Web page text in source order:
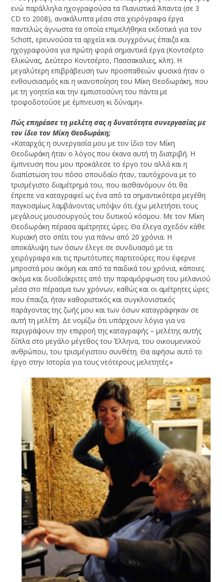
ενώ παράλληλα ηχογραφούσα τα Πιανιστικά Άπαντα (σε 3
CD το 2008), ανακάλυπτα μέσα στα χειρόγραφα έργα
παντελώς άγνωστα τα οποία επιμελήθηκα εκδοτικά για τον
Schott, ερευνούσα τα αρχεία και συγχρόνως έπαιζα και
ηχογραφούσα για πρώτη φορά σημαντικά έργα (Κοντσέρτο
Ελικώνας, Δεύτερο Κοντσέρτο, Πασσακαλιες, κλπ). Η
μεγαλύτερη επιβράβευση των προσπαθειών φυσικά ήταν ο
ενθουσιασμός και η ικανοποίηση του Μίκη Θεοδωράκη, που
με τη γοητεία και την εμπιστοσύνη του πάντα με
τροφοδοτούσε με έμπνευση κι δύναμη».
Πώς επηρέασε τη μελέτη σας η δυνατότητα συνεργασίας με
τον ίδιο τον Μίκη Θεοδωράκη;
«Καταρχάς η συνεργασία μου με τον ίδιο τον Μίκη
Θεοδωράκη ήταν ο λόγος που έκανα αυτή τη διατριβή. Η
έμπνευση που μου προκάλεσε το έργο του αλλά και η
διαπίστωση του πόσο σπουδαίο ήταν, ταυτόχρονα με το
τρισμέγιστο διαμέτρημά του, που αισθανόμουν ότι θα
έπρεπε να καταγραφεί ως ένα από τα σημαντικότερα μεγέθη
παγκοσμίως λαμβάνοντας υπόψιν ότι έχω μελετήσει τους
μεγάλους μουσουργούς του δυτικού κόσμου. Με τον Μίκη
Θεοδωράκη πέρασα αμέτρητες ώρες. Θα έλεγα σχεδόν κάθε
Κυριακή στο σπίτι του για πάνω από 20 χρόνια. Η
αποκάλυψη των όσων έλεγε σε συνδυασμό με τα
χειρόγραφα και τις πρωτότυπες παρτιτούρες που έφερνε
μπροστά μου ακόμη και από τα παιδικά του χρόνια, κάποιες
ακόμα και δυσδιάκριτες από την παραμόρφωση του μελανιού
μέσα στο πέρασμα των χρόνων, καθώς και οι αμέτρητες ώρες
που έπαιζα, ήταν καθοριστικός και συγκλονιστικός
παράγοντας της ζωής μου και των όσων καταγράφηκαν σε
αυτή τη μελέτη. Δε νομίζω ότι υπάρχουν λόγια για να
περιγράψουν την επιρροή της καταγραφής – μελέτης αυτής
δίπλα στο μεγάλο μέγεθος του Έλληνα, του οικουμενικού
ανθρώπου, του τρισμέγιστου συνθέτη. Θα αφήσω αυτό το
έργο στην Ιστορία για τους νεότερους μελετητές.»